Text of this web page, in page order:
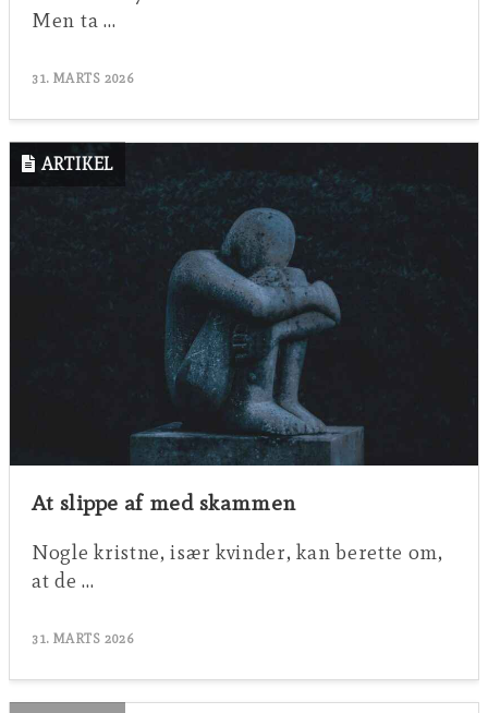
Men ta …
31. MARTS 2026
ARTIKEL
At slippe af med skammen
Nogle kristne, især kvinder, kan berette om,
at de …
31. MARTS 2026